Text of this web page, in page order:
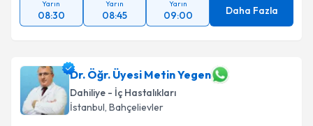
Yarın
08:30
Yarın
08:45
Yarın
09:00 Daha Fazla
Dr. Öğr. Üyesi Metin Yegen
Dahiliye - İç Hastalıkları
İstanbul, Bahçelievler